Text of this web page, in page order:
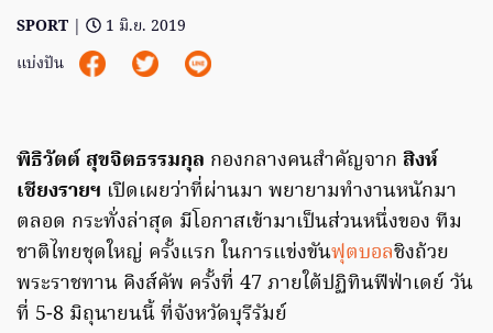
SPORT |
1 มิ.ย. 2019
แบ่งปัน
พิธิวัตต์ สุขจิตธรรมกุล กองกลางคนสำคัญจาก สิงห์
เชียงรายฯ เปิดเผยว่าที่ผ่านมา พยายามทำงานหนักมา
ตลอด กระทั่งล่าสุด มีโอกาสเข้ามาเป็นส่วนหนึ่งของ ทีม
ชาติไทยชุดใหญ่ ครั้งแรก ในการแข่งขันฟุตบอลชิงถ้วย
พระราชทาน คิงส์คัพ ครั้งที่ 47 ภายใต้ปฏิทินฟีฟ่าเดย์ วัน
ที่ 5-8 มิถุนายนนี้ ที่จังหวัดบุรีรัมย์